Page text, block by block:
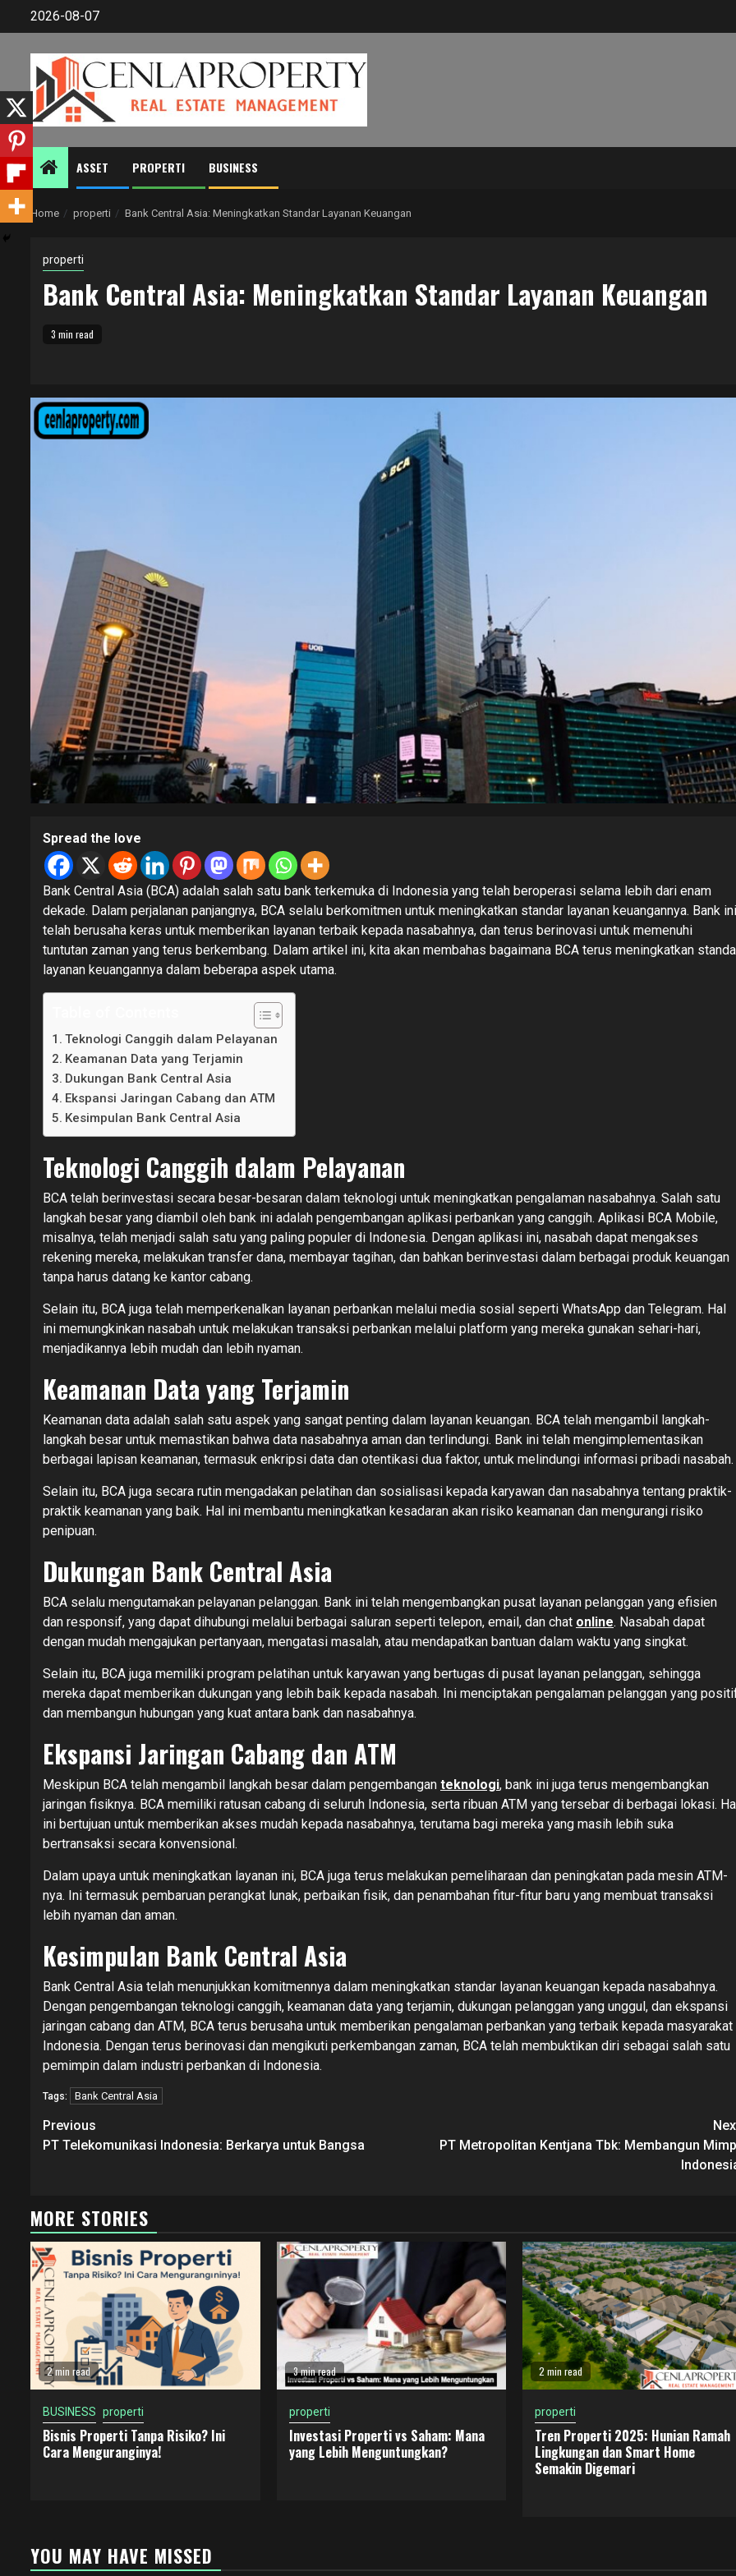
2026-08-07
ASSET PROPERTI BUSINESS
Home properti Bank Central Asia: Meningkatkan Standar Layanan Keuangan
properti
Bank Central Asia: Meningkatkan Standar Layanan Keuangan
3 min read
Spread the love
Bank Central Asia (BCA) adalah salah satu bank terkemuka di Indonesia yang telah beroperasi selama lebih dari enam
dekade. Dalam perjalanan panjangnya, BCA selalu berkomitmen untuk meningkatkan standar layanan keuangannya. Bank ini
telah berusaha keras untuk memberikan layanan terbaik kepada nasabahnya, dan terus berinovasi untuk memenuhi
tuntutan zaman yang terus berkembang. Dalam artikel ini, kita akan membahas bagaimana BCA terus meningkatkan
layanan keuangannya dalam beberapa aspek utama.
Teknologi Canggih dalam Pelayanan
Keamanan Data yang Terjamin
Dukungan Bank Central Asia
Ekspansi Jaringan Cabang dan ATM
Kesimpulan Bank Central Asia
Teknologi Canggih dalam Pelayanan
BCA telah berinvestasi secara besar-besaran dalam teknologi untuk meningkatkan pengalaman nasabahnya. Salah satu
langkah besar yang diambil oleh bank ini adalah pengembangan aplikasi perbankan yang canggih. Aplikasi BCA Mobile,
misalnya, telah menjadi salah satu yang paling populer di Indonesia. Dengan aplikasi ini, nasabah dapat mengakses
rekening mereka, melakukan transfer dana, membayar tagihan, dan bahkan berinvestasi dalam berbagai produk keuangan
tanpa harus datang ke kantor cabang.
Selain itu, BCA juga telah memperkenalkan layanan perbankan melalui media sosial seperti WhatsApp dan Telegram. Hal
ini memungkinkan nasabah untuk melakukan transaksi perbankan melalui platform yang mereka gunakan sehari-hari,
menjadikannya lebih mudah dan lebih nyaman.
Keamanan Data yang Terjamin
Keamanan data adalah salah satu aspek yang sangat penting dalam layanan keuangan. BCA telah mengambil langkah-
langkah besar untuk memastikan bahwa data nasabahnya aman dan terlindungi. Bank ini telah mengimplementasikan
berbagai lapisan keamanan, termasuk enkripsi data dan otentikasi dua faktor, untuk melindungi informasi pribadi nasabah.
Selain itu, BCA juga secara rutin mengadakan pelatihan dan sosialisasi kepada karyawan dan nasabahnya tentang praktik-
praktik keamanan yang baik. Hal ini membantu meningkatkan kesadaran akan risiko keamanan dan mengurangi risiko
penipuan.
Dukungan Bank Central Asia
BCA selalu mengutamakan pelayanan pelanggan. Bank ini telah mengembangkan pusat layanan pelanggan yang efisien
dan responsif, yang dapat dihubungi melalui berbagai saluran seperti telepon, email, dan chat online. Nasabah dapat
dengan mudah mengajukan pertanyaan, mengatasi masalah, atau mendapatkan bantuan dalam waktu yang singkat.
Selain itu, BCA juga memiliki program pelatihan untuk karyawan yang bertugas di pusat layanan pelanggan, sehingga
mereka dapat memberikan dukungan yang lebih baik kepada nasabah. Ini menciptakan pengalaman pelanggan yang
dan membangun hubungan yang kuat antara bank dan nasabahnya.
Ekspansi Jaringan Cabang dan ATM
Meskipun BCA telah mengambil langkah besar dalam pengembangan teknologi, bank ini juga terus mengembangkan
jaringan fisiknya. BCA memiliki ratusan cabang di seluruh Indonesia, serta ribuan ATM yang tersebar di berbagai lokasi.
ini bertujuan untuk memberikan akses mudah kepada nasabahnya, terutama bagi mereka yang masih lebih suka
bertransaksi secara konvensional.
Dalam upaya untuk meningkatkan layanan ini, BCA juga terus melakukan pemeliharaan dan peningkatan pada mesin ATM-
nya. Ini termasuk pembaruan perangkat lunak, perbaikan fisik, dan penambahan fitur-fitur baru yang membuat transaksi
lebih nyaman dan aman.
Kesimpulan Bank Central Asia
Bank Central Asia telah menunjukkan komitmennya dalam meningkatkan standar layanan keuangan kepada nasabahnya.
Dengan pengembangan teknologi canggih, keamanan data yang terjamin, dukungan pelanggan yang unggul, dan ekspansi
jaringan cabang dan ATM, BCA terus berusaha untuk memberikan pengalaman perbankan yang terbaik kepada masyarakat
Indonesia. Dengan terus berinovasi dan mengikuti perkembangan zaman, BCA telah membuktikan diri sebagai salah satu
pemimpin dalam industri perbankan di Indonesia.
Tags: Bank Central Asia
Continue
Reading
Previous
PT Telekomunikasi Indonesia: Berkarya untuk Bangsa
PT Metropolitan Kentjana Tbk: Membangun
MORE STORIES
2 min read
BUSINESS properti
Bisnis Properti Tanpa Risiko? Ini
Cara Menguranginya!
3 min read
properti
Investasi Properti vs Saham: Mana
yang Lebih Menguntungkan?
2 min read
properti
Tren Properti 2025: Hunian Ramah
Lingkungan dan Smart Home
Semakin Digemari
YOU MAY HAVE MISSED